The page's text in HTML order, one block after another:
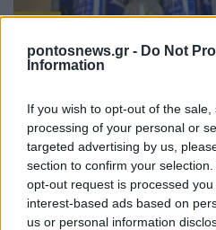
pontosnews.gr - Do Not
Information
If you wish to opt-out of the
processing of your personal or
targeted advertising by us,
section to confirm your
opt-out request is processed
interest-based ads based on
us or personal information
ΥΓΕΙΑ
Τα φάρμακα για την
19/07/2026 - 7:00μμ